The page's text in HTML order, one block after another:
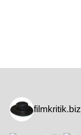
filmkritik.biz